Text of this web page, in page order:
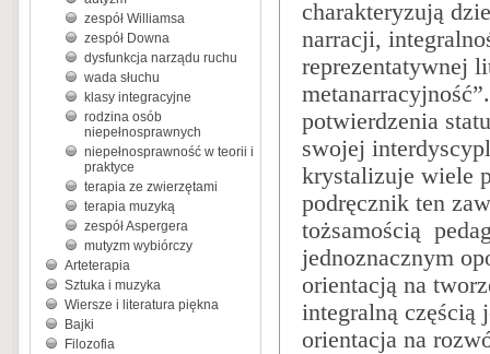
zespół Williamsa
zespół Downa
dysfunkcja narządu ruchu
wada słuchu
klasy integracyjne
rodzina osób
niepełnosprawnych
niepełnosprawność w teorii i
praktyce
terapia ze zwierzętami
terapia muzyką
zespół Aspergera
mutyzm wybiórczy
Arteterapia
Sztuka i muzyka
Wiersze i literatura piękna
Bajki
Filozofia
charakteryzują
narracji,
reprezentatywnej
potwierdzenia
swojej
krystalizuje wiele
podręcznik ten
tożsamością
jednoznacznym
orientacją na
integralną częścią
orientacja na